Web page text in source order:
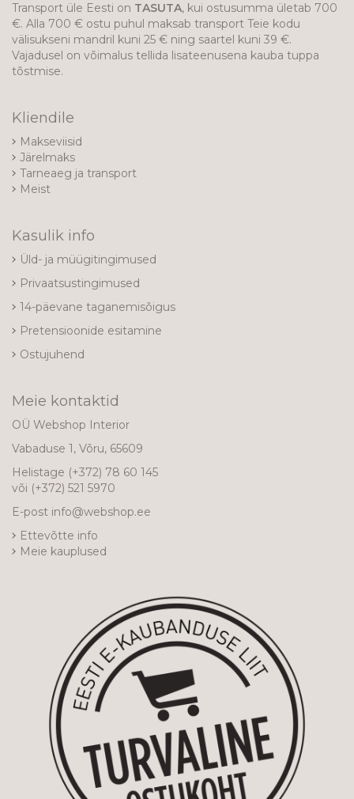
Transport üle Eesti on TASUTA, kui ostusumma ületab 700
€. Alla 700 € ostu puhul maksab transport Teie kodu
välisukseni mandril kuni 25 € ning saartel kuni 39 €.
Vajadusel on võimalus tellida lisateenusena kauba tuppa
tõstmise.
Kliendile
Makseviisid
Järelmaks
Tarneaeg ja transport
Meist
Kasulik info
Üld- ja müügitingimused
Privaatsustingimused
14-päevane taganemisõigus
Pretensioonide esitamine
Ostujuhend
Meie kontaktid
OÜ Webshop Interior
Vabaduse 1, Võru, 65609
Helistage (+372) 78 60 145
või (+372) 521 5970
E-post info@webshop.ee
Ettevõtte info
Meie kauplused